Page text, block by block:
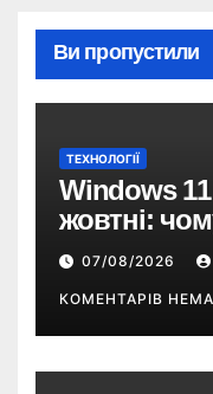
Ви пропустили
ТЕХНОЛОГІЇ
Windows
жовтні:
07/08/2026
КОМЕНТАРІВ